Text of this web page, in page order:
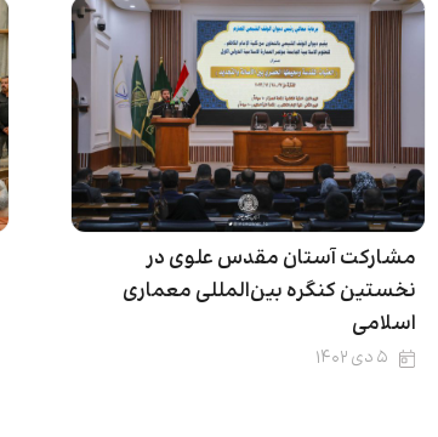
مشارکت آستان مقدس علوی در
نخستین کنگره بین‌المللی معماری
اسلامی
۵ دی ۱۴۰۲